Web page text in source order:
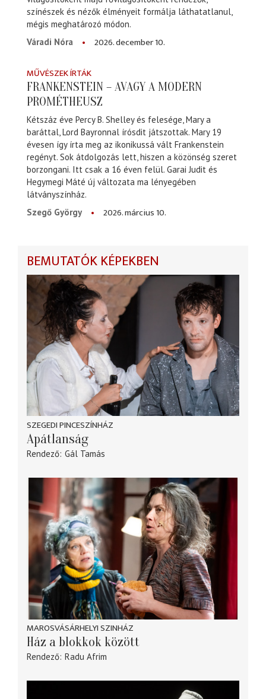
színészek és nézők élményeit formálja láthatatlanul,
mégis meghatározó módon.
Váradi Nóra
2026. december 10.
MŰVÉSZEK ÍRTÁK
FRANKENSTEIN – AVAGY A MODERN
PROMÉTHEUSZ
Kétszáz éve Percy B. Shelley és felesége, Mary a
baráttal, Lord Bayronnal írósdit játszottak. Mary 19
évesen így írta meg az ikonikussá vált Frankenstein
regényt. Sok átdolgozás lett, hiszen a közönség szeret
borzongani. Itt csak a 16 éven felül. Garai Judit és
Hegymegi Máté új változata ma lényegében
látványszínház.
Szegő György
2026. március 10.
BEMUTATÓK KÉPEKBEN
SZEGEDI PINCESZÍNHÁZ
Apátlanság
Rendező Gál Tamás
MAROSVÁSÁRHELYI SZINHÁZ
Ház a blokkok között
Rendező Radu Afrim